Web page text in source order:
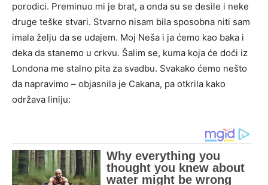
porodici. Preminuo mi je brat, a onda su se desile i neke
druge teške stvari. Stvarno nisam bila sposobna niti sam
imala želju da se udajem. Moj Neša i ja ćemo kao baka i
deka da stanemo u crkvu. Šalim se, kuma koja će doći iz
Londona me stalno pita za svadbu. Svakako ćemo nešto
da napravimo – objasnila je Cakana, pa otkrila kako
održava liniju: